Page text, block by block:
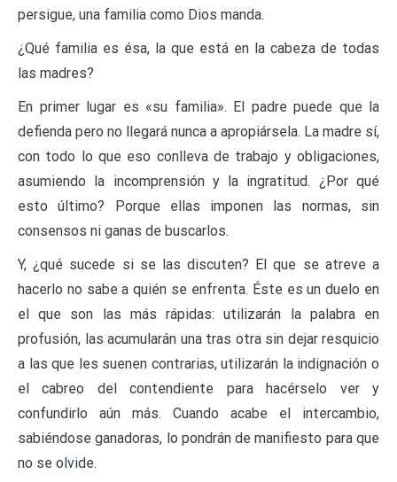
persigue, una familia como Dios manda.
¿Qué familia es ésa, la que está en la cabeza de todas
las madres?
En primer lugar es «su familia». El padre puede que la
defienda pero no llegará nunca a apropiársela. La madre sí,
con todo lo que eso conlleva de trabajo y obligaciones,
asumiendo la incomprensión y la ingratitud. ¿Por qué
esto último? Porque ellas imponen las normas, sin
consensos ni ganas de buscarlos.
Y, ¿qué sucede si se las discuten? El que se atreve a
hacerlo no sabe a quién se enfrenta. Éste es un duelo en
el que son las más rápidas: utilizarán la palabra en
profusión, las acumularán una tras otra sin dejar resquicio
a las que les suenen contrarias, utilizarán la indignación o
el cabreo del contendiente para hacérselo ver y
confundirlo aún más. Cuando acabe el intercambio,
sabiéndose ganadoras, lo pondrán de manifiesto para que
no se olvide.